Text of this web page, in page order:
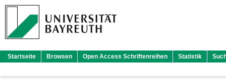
Startseite Browsen Open Access Schriftenreihen Statistik